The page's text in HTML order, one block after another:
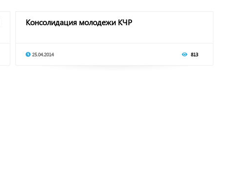
Консолидация молодежи КЧР
25.04.2014 813